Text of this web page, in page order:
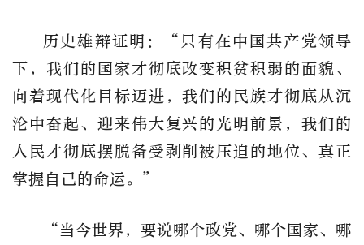
历史雄辩证明：“只有在中国共产党领导
下，我们的国家才彻底改变积贫积弱的面貌、
向着现代化目标迈进，我们的民族才彻底从沉
沦中奋起、迎来伟大复兴的光明前景，我们的
人民才彻底摆脱备受剥削被压迫的地位、真正
掌握自己的命运。”
“当今世界，要说哪个政党、哪个国家、哪